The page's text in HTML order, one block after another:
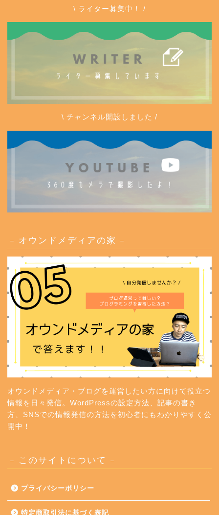
\ ライター募集中！ /
\ チャンネル開設しました /
– オウンドメディアの家 –
オウンドメディア・ブログを運営したい方に向けて役立つ
情報を日々発信。WordPressの設定方法、記事の書き
方、SNSでの情報発信の方法を初心者にもわかりやすく公
開中！
– このサイトについて –
プライバシーポリシー
特定商取引法に基づく表記